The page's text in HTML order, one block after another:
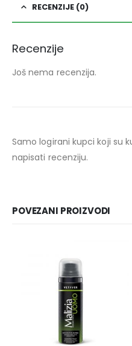
RECENZIJE (0)
Recenzije
Još nema recenzija.
Samo logirani kupci koji su
napisati recenziju.
POVEZANI PROIZVODI